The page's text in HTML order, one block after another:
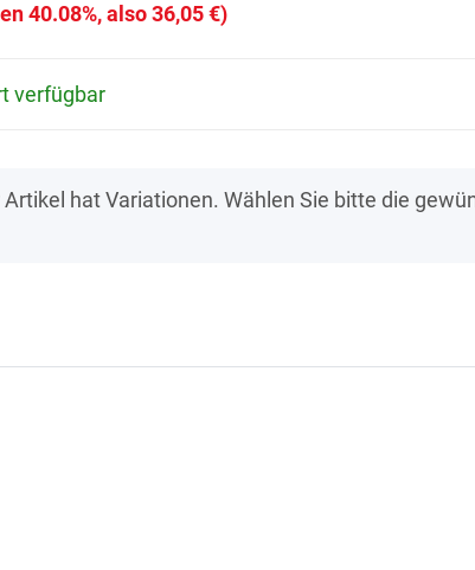
40.08%, also36,05 €)
verfügbar
Artikel hat Variationen. Wählen Sie bitte die